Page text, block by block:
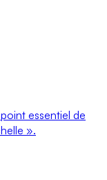
essentiel de
».